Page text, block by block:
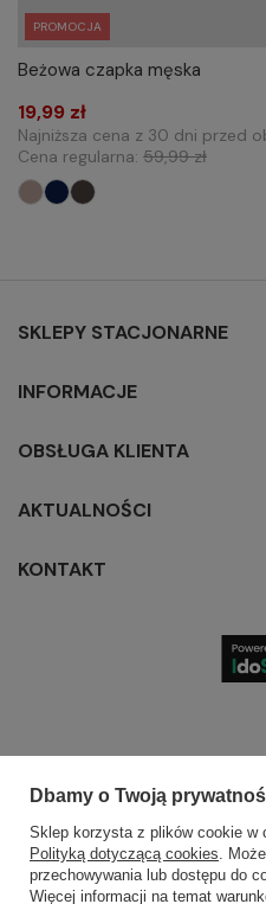
PROMOCJA
Beżowa czapka męska
19,99 zł
Najniższa cena z 30 dni przed
Cena regularna: 59,99 zł
SKLEPY STACJONARNE
INFORMACJE
OBSŁUGA KLIENTA
AKTUALNOŚCI
KONTAKT
Dbamy o Twoją
Sklep korzysta z plików cookie w
Polityką dotyczącą cookies.
przechowywania lub dostępu do
Więcej informacji na temat